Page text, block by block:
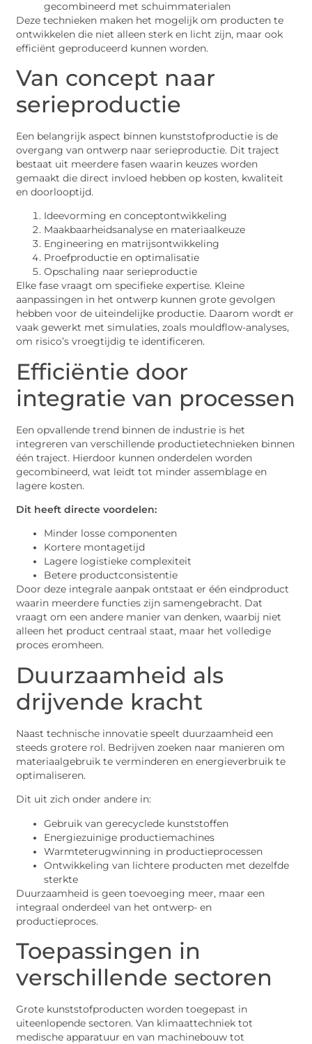
gecombineerd met schuimmaterialen
Deze technieken maken het mogelijk om producten te
ontwikkelen die niet alleen sterk en licht zijn, maar ook
efficiënt geproduceerd kunnen worden.
Van concept naar
serieproductie
Een belangrijk aspect binnen kunststofproductie is de
overgang van ontwerp naar serieproductie. Dit traject
bestaat uit meerdere fasen waarin keuzes worden
gemaakt die direct invloed hebben op kosten, kwaliteit
en doorlooptijd.
Ideevorming en conceptontwikkeling
Maakbaarheidsanalyse en materiaalkeuze
Engineering en matrijsontwikkeling
Proefproductie en optimalisatie
Opschaling naar serieproductie
Elke fase vraagt om specifieke expertise. Kleine
aanpassingen in het ontwerp kunnen grote gevolgen
hebben voor de uiteindelijke productie. Daarom wordt er
vaak gewerkt met simulaties, zoals mouldflow-analyses,
om risico’s vroegtijdig te identificeren.
Efficiëntie door
integratie van processen
Een opvallende trend binnen de industrie is het
integreren van verschillende productietechnieken binnen
één traject. Hierdoor kunnen onderdelen worden
gecombineerd, wat leidt tot minder assemblage en
lagere kosten.
Dit heeft directe voordelen:
Minder losse componenten
Kortere montagetijd
Lagere logistieke complexiteit
Betere productconsistentie
Door deze integrale aanpak ontstaat er één eindproduct
waarin meerdere functies zijn samengebracht. Dat
vraagt om een andere manier van denken, waarbij niet
alleen het product centraal staat, maar het volledige
proces eromheen.
Duurzaamheid als
drijvende kracht
Naast technische innovatie speelt duurzaamheid een
steeds grotere rol. Bedrijven zoeken naar manieren om
materiaalgebruik te verminderen en energieverbruik te
optimaliseren.
Dit uit zich onder andere in:
Gebruik van gerecyclede kunststoffen
Energiezuinige productiemachines
Warmteterugwinning in productieprocessen
Ontwikkeling van lichtere producten met dezelfde
sterkte
Duurzaamheid is geen toevoeging meer, maar een
integraal onderdeel van het ontwerp- en
productieproces.
Toepassingen in
verschillende sectoren
Grote kunststofproducten worden toegepast in
uiteenlopende sectoren. Van klimaattechniek tot
medische apparatuur en van machinebouw tot